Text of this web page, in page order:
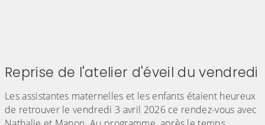
Reprise de l'atelier d'éveil du vendredi
Les assistantes maternelles et les enfants étaient heureux
de retrouver le vendredi 3 avril 2026 ce rendez-vous avec